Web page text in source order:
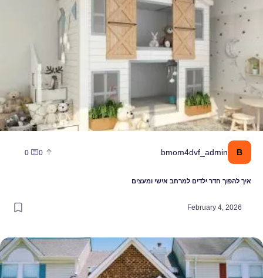
B
bmom4dvf_admin
0
0
איך להפוך חדר ילדים למרחב אישי ומעצים
February 4, 2026
למה המקום שבו תבחרו לגדל את הילדים שלכם יקבע כמה מאושרים תהיו